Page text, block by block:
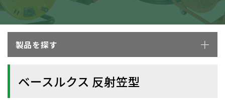
製品を探す
ベースルクス 反射笠型